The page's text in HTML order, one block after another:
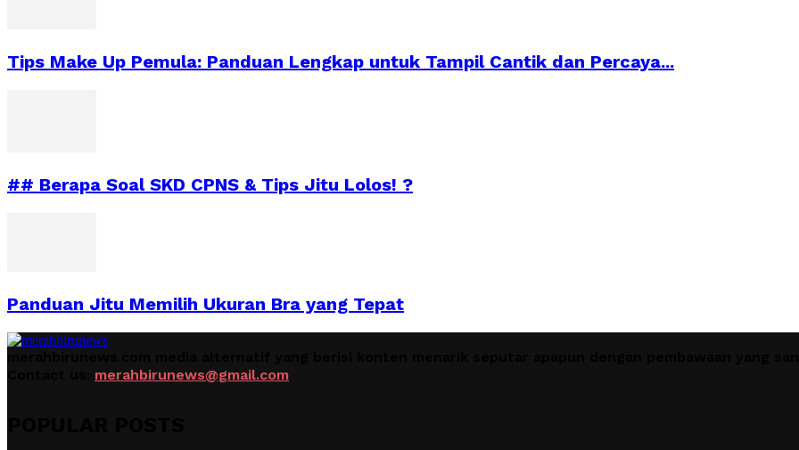
Tips Make Up Pemula: Panduan Lengkap untuk Tampil Cantik dan Percaya...
## Berapa Soal SKD CPNS & Tips Jitu Lolos! ?
Panduan Jitu Memilih Ukuran Bra yang Tepat
merahbirunews@gmail.com